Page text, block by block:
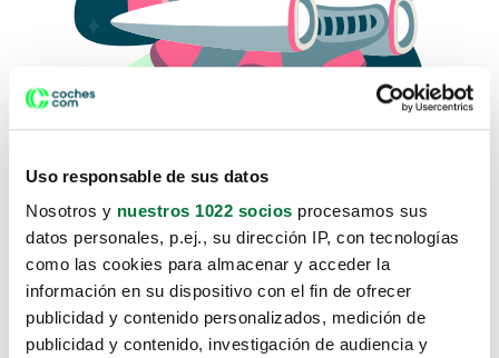
Uso responsable de sus datos
Nosotros y nuestros 1022 socios procesamos sus
datos personales, p.ej., su dirección IP, con tecnologías
como las cookies para almacenar y acceder la
información en su dispositivo con el fin de ofrecer
publicidad y contenido personalizados, medición de
publicidad y contenido, investigación de audiencia y
Lo sentimos, no sabemos como
te hemos traido hasta aquí.